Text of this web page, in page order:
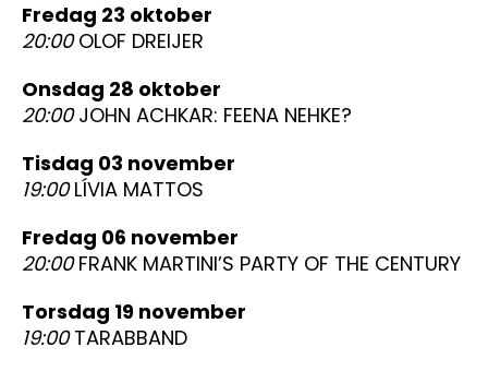
fredag 23 oktober
20:00OLOF DREIJER
onsdag 28 oktober
20:00JOHN ACHKAR: FEENA NEHKE?
tisdag 03 november
19:00LÍVIA MATTOS
fredag 06 november
20:00FRANK MARTINI’S PARTY OF THE CENTURY
torsdag 19 november
19:00TARABBAND